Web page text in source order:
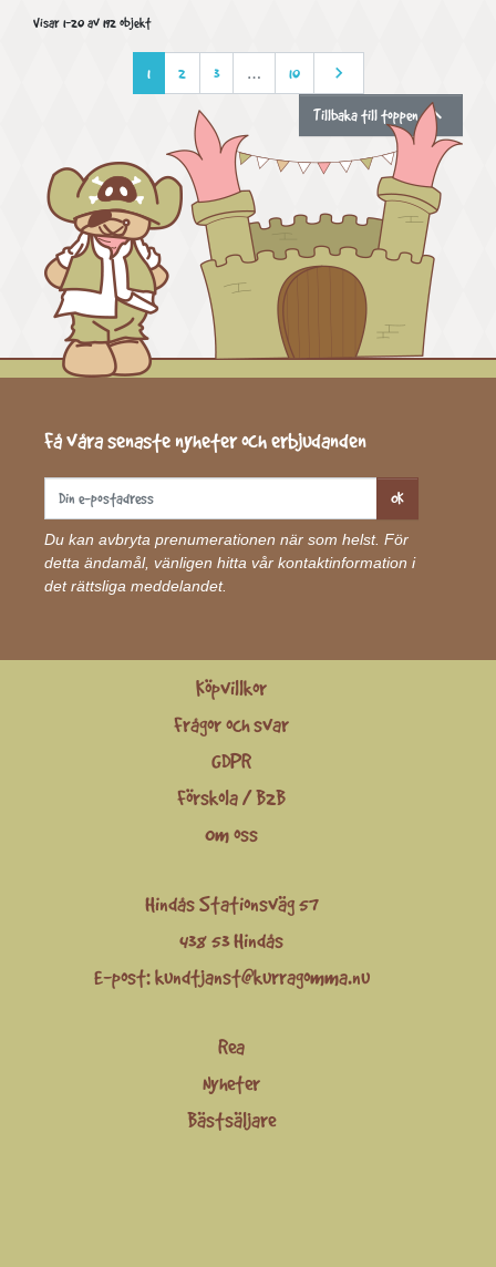
Visar 1-20 av 192 objekt
1 2 3 … 10 Nästa

Tillbaka till toppen
Få våra senaste nyheter och erbjudanden
OK
Du kan avbryta prenumerationen när som helst. För
detta ändamål, vänligen hitta vår kontaktinformation i
det rättsliga meddelandet.
Köpvillkor
Frågor och svar
GDPR
Förskola / B2B
Om oss
Hindås Stationsväg 57
438 53 Hindås
E-post:kundtjanst@kurragomma.nu
Rea
Nyheter
Bästsäljare